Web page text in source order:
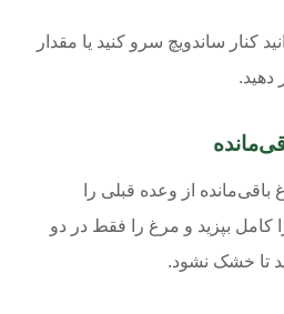
کنار ساندویچ سرو کنید یا مقدار
دهید.
از وعده قبلی را
کامل بپزید و مرغ را فقط در دو
تا خشک نشود.